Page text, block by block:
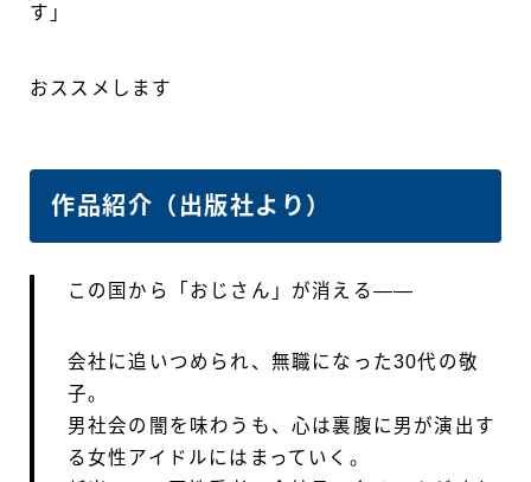
す」
おススメします
作品紹介（出版社より）
この国から「おじさん」が消える――
会社に追いつめられ、無職になった30代の敬
子。
男社会の闇を味わうも、心は裏腹に男が演出す
る女性アイドルにはまっていく。